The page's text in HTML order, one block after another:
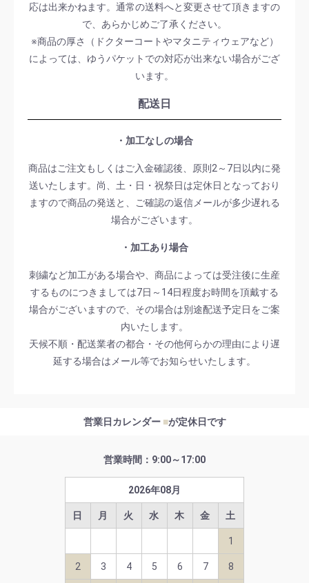
応は出来かねます。通常の送料へと変更させて頂きますの
で、あらかじめご了承ください。
※商品の厚さ（ドクターコートやマタニティウェアなど）
によっては、ゆうパケットでの対応が出来ない場合がござ
います。
配送日
・加工なしの場合
商品はご注文もしくはご入金確認後、原則2～7日以内に発
送いたします。尚、土・日・祝祭日は定休日となっており
ますので商品の発送と、ご確認の返信メールが多少遅れる
場合がございます。
・加工あり場合
刺繍など加工がある場合や、商品によっては受注後に生産
するものにつきましては7日～14日程度お時間を頂戴する
場合がございますので、その場合は別途配送予定日をご案
内いたします。
天候不順・配送業者の都合・その他何らかの理由により遅
延する場合はメール等でお知らせいたします。
営業日カレンダー ■が定休日です
営業時間：9:00～17:00
2026年08月
日 月 火 水 木 金 土
1
2 3 4 5 6 7 8